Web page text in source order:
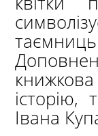
історію,
Івана